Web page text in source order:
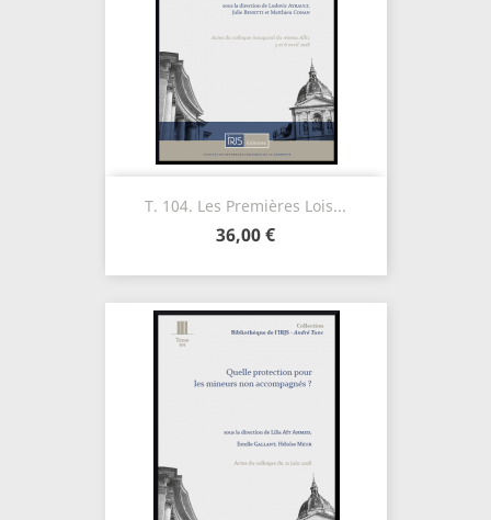
T. 104. Les Premières Lois...
36,00 €